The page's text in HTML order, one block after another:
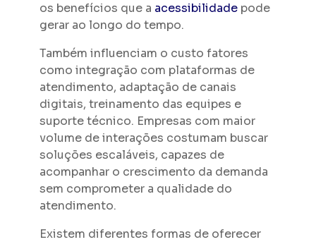
os benefícios que a acessibilidade pode
gerar ao longo do tempo.
Também influenciam o custo fatores
como integração com plataformas de
atendimento, adaptação de canais
digitais, treinamento das equipes e
suporte técnico. Empresas com maior
volume de interações costumam buscar
soluções escaláveis, capazes de
acompanhar o crescimento da demanda
sem comprometer a qualidade do
atendimento.
Existem diferentes formas de oferecer